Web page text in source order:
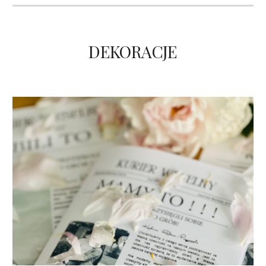
DEKORACJE